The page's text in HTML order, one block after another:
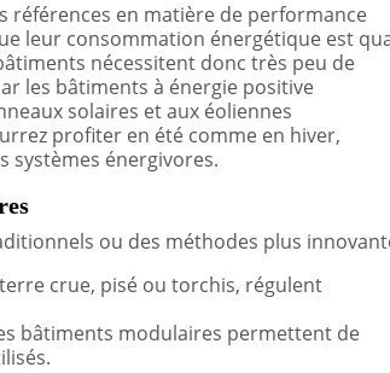
références en matière de performance
leur consommation énergétique est
nécessitent donc très peu de
les bâtiments à énergie positive
solaires et aux éoliennes
profiter en été comme en hiver,
systèmes énergivores.
ou des méthodes plus
crue, pisé ou torchis, régulent
bâtiments modulaires permettent de